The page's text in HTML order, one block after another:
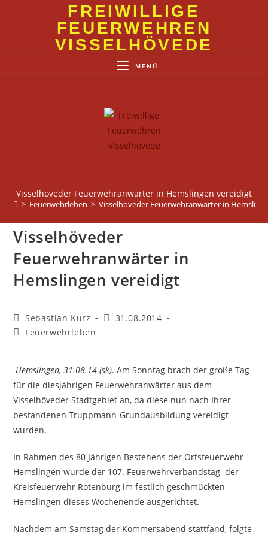
FREIWILLIGE
FEUERWEHREN
VISSELHÖVEDE
MENÜ
Visselhöveder Feuerwehranwärter in Hemslingen vereidigt
> Feuerwehrleben > Visselhöveder Feuerwehranwärter in
Visselhöveder
Feuerwehranwärter in
Hemslingen vereidigt
Beitrags-
Autor:
Sebastian Kurz
Beitrag
31.08.2014
Beitrags-
Feuerwehrleben
Hemslingen, 31.08.14 (sk). Am Sonntag brach der große Tag
für die diesjährigen Feuerwehranwärter aus dem
Visselhöveder Stadtgebiet an, da diese nun nach Ihrer
bestandenen Truppmann-Grundausbildung vereidigt
wurden.
In Rahmen des 80 Jährigen Bestehens der Ortsfeuerwehr
Hemslingen wurde der 107. Feuerwehrverbandstag der
Kreisfeuerwehr Rotenburg im festlich geschmückten
Hemslingen dieses Wochenende ausgerichtet.
Nachdem am Samstag der Kommersabend stattfand, folgte